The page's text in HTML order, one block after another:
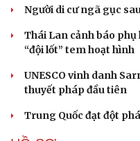
lưỡng nan chiến lược
Đột phá hiếm hoi tại
Mỹ sẽ có học thuyết
Quốc và Nga
Lỗ hổng khiến phòng